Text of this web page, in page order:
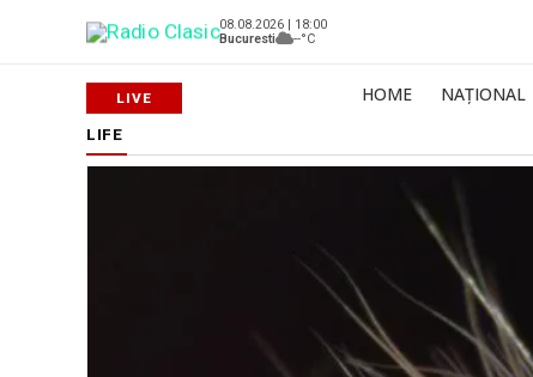
08.08.2026 | 18:00
Bucuresti
--°C
HOME NAȚIONAL
LIFE